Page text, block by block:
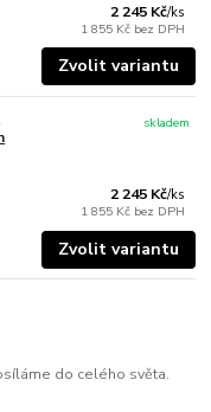
2 245 Kč/ks
1 855 Kč bez DPH
Zvolit variantu
2 245 Kč/ks
1 855 Kč bez DPH
skladem
Zvolit variantu
do celého světa.